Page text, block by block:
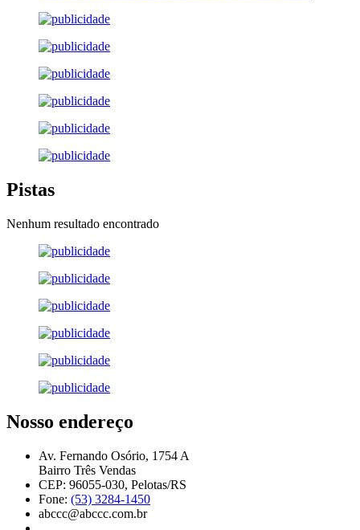
Pistas
Nenhum resultado encontrado
Nosso endereço
Av. Fernando Osório, 1754 A
Bairro Três Vendas
CEP: 96055-030, Pelotas/RS
Fone: (53) 3284-1450
abccc@abccc.com.br